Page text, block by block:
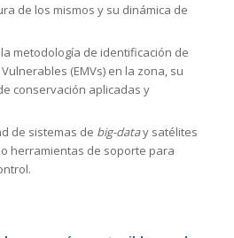
de los mismos y su dinámica de
metodología de identificación de
(EMVs) en la zona, su
conservación aplicadas y
de sistemas de big-datay satélites
herramientas de soporte para